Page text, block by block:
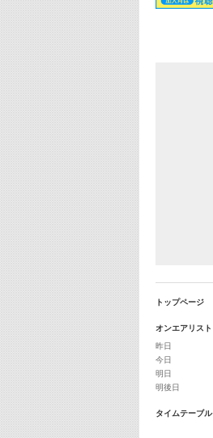
トップページ
オンエアリスト
昨日
今日
明日
明後日
タイムテーブル